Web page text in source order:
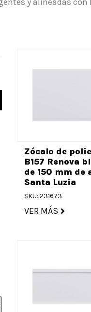
Zócalo de
B157 Renova
de 150 mm de
Santa Luzia
SKU: 231673
VER MÁS